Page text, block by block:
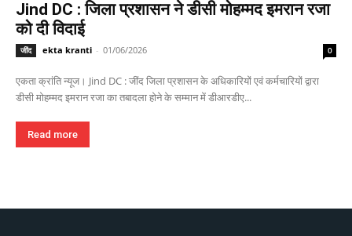
Jind DC : जिला प्रशासन ने डीसी मोहम्मद इमरान रजा
को दी विदाई
जींद ekta kranti - 01/06/2026 0
एकता क्रांति न्यूज। Jind DC : जींद जिला प्रशासन के अधिकारियों एवं कर्मचारियों द्वारा
डीसी मोहम्मद इमरान रजा का तबादला होने के सम्मान में डीआरडीए...
Read more